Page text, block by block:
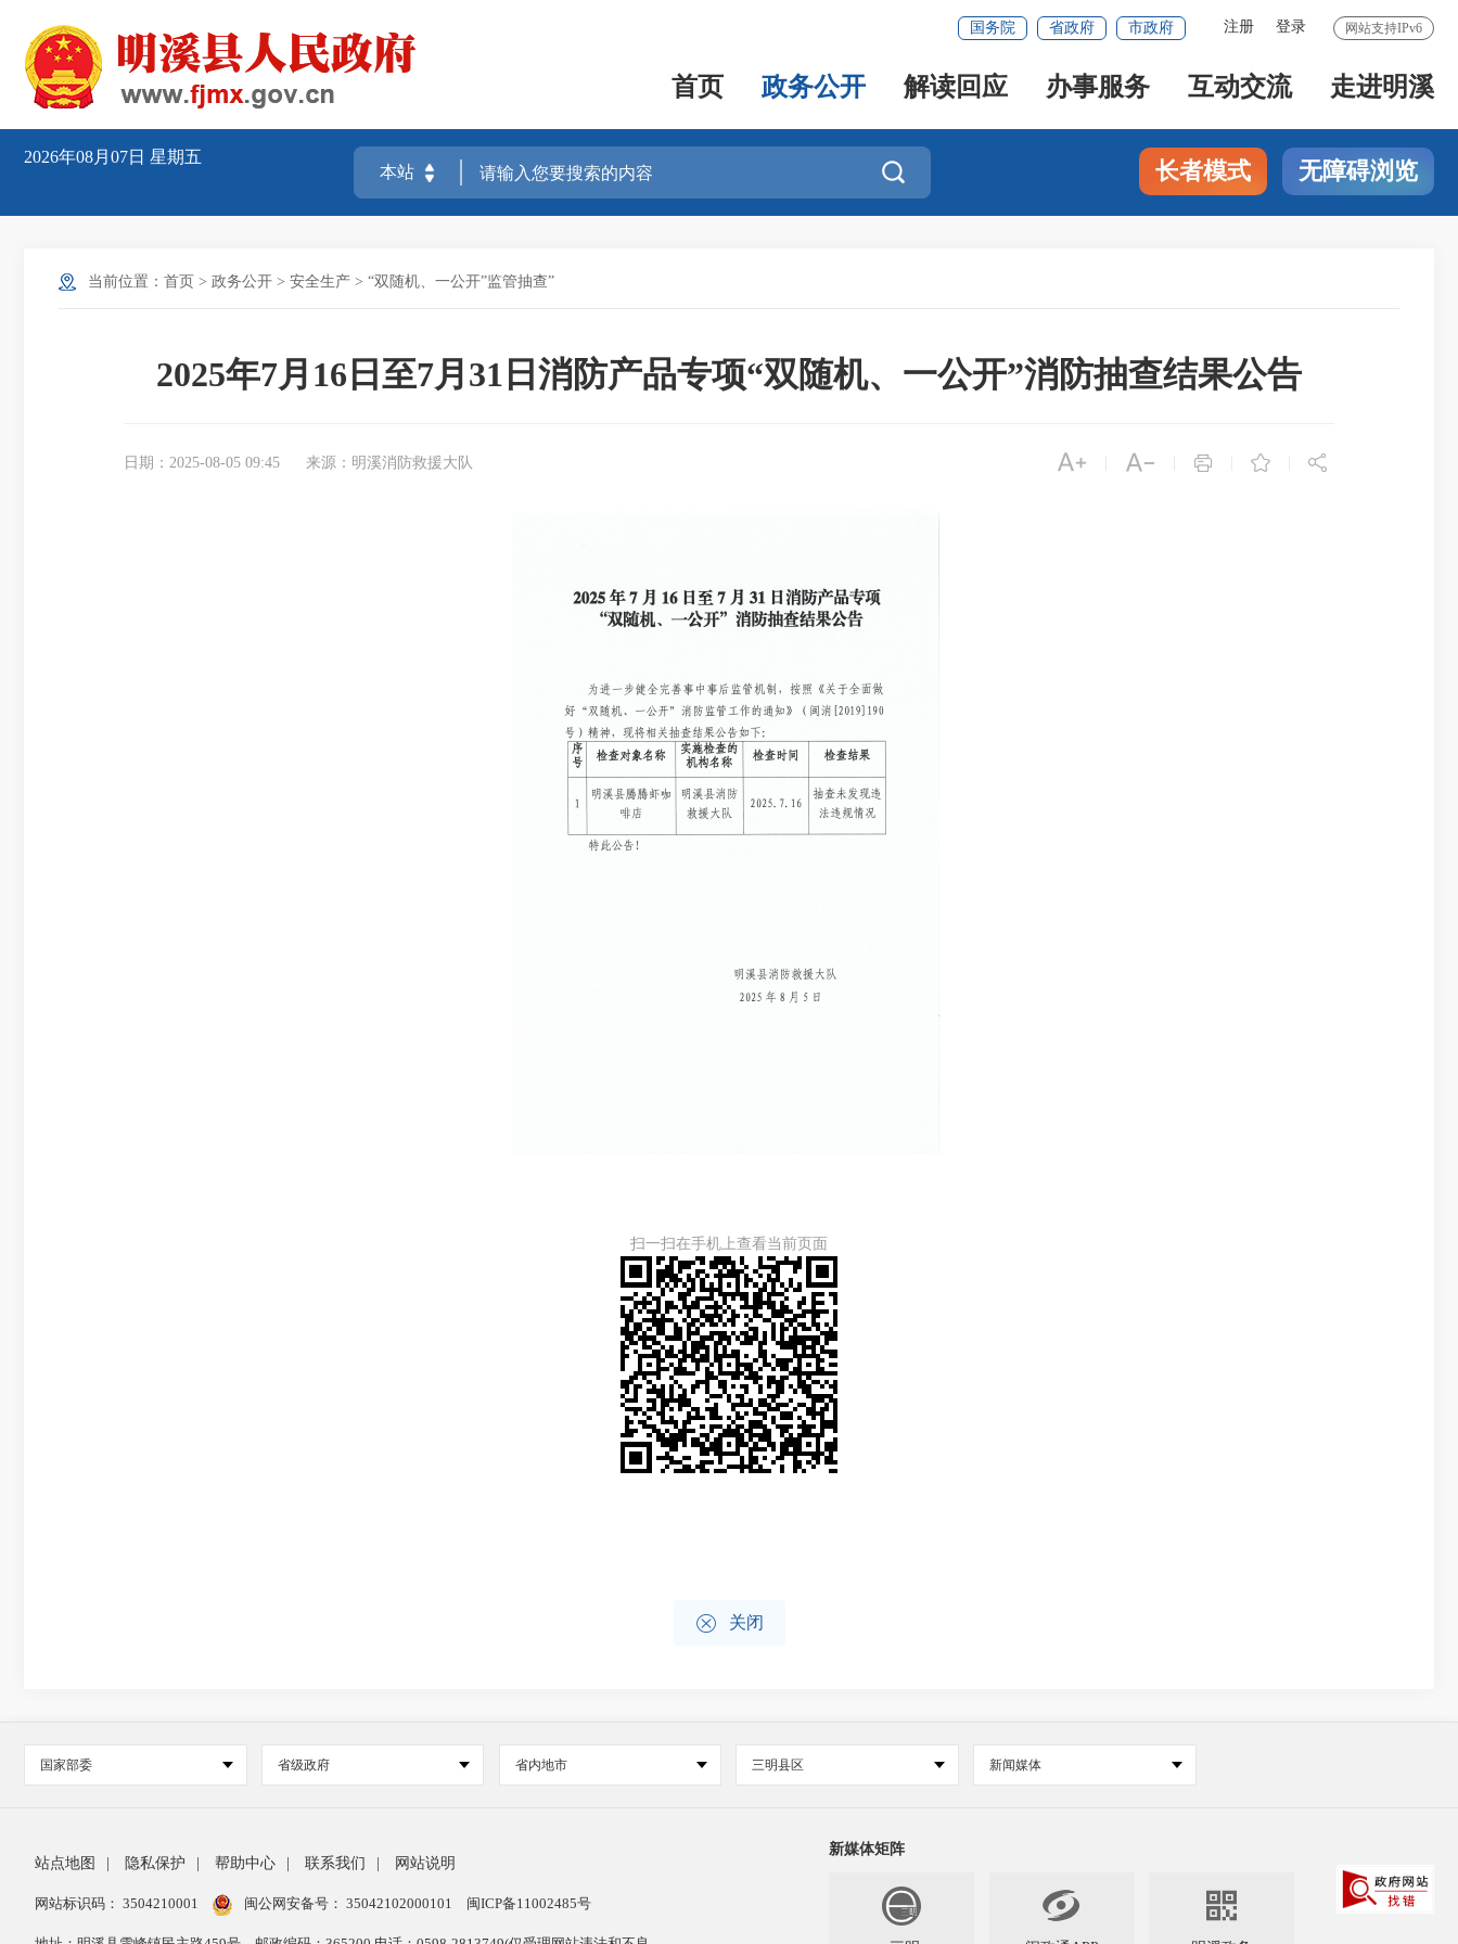
网站支持IPv6
注册 登录
国务院 省政府 市政府
首页 政务公开 解读回应 办事服务 互动交流 走进明溪
2026年08月07日 星期五
 长者模式 无障碍浏览
当前位置： 首页 > 政务公开 > 安全生产 > “双随机、一公开”监管抽查”
2025年7月16日至7月31日消防产品专项“双随机、一公开”消防抽查结果公告
日期：2025-08-05 09:45 来源：明溪消防救援大队     
扫一扫在手机上查看当前页面
 关闭
国家部委 省级政府 省内地市 三明县区 新闻媒体
站点地图 隐私保护 帮助中心 联系我们 网站说明
网站标识码： 3504210001 闽公网安备号： 35042102000101 闽ICP备11002485号
新媒体矩阵
 